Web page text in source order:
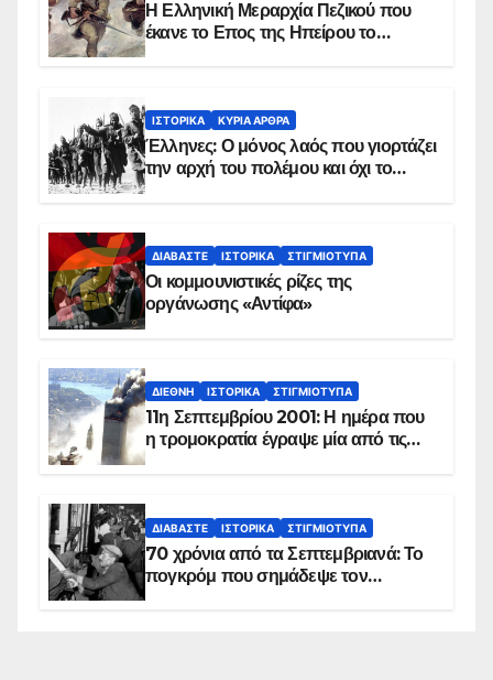
Η Ελληνική Μεραρχία Πεζικού που
έκανε το Επος της Ηπείρου το
ΙΣΤΟΡΙΚΆ ΚΥΡΙΑ ΑΡΘΡΑ
Έλληνες: Ο μόνος λαός που γιορτάζει
την αρχή του πολέμου και όχι το
ΔΙΑΒΆΣΤΕ ΙΣΤΟΡΙΚΆ ΣΤΙΓΜΙΌΤΥΠΑ
Οι κομμουνιστικές ρίζες της
οργάνωσης «Αντίφα»
ΔΙΕΘΝΉ ΙΣΤΟΡΙΚΆ ΣΤΙΓΜΙΌΤΥΠΑ
11η Σεπτεμβρίου 2001: Η ημέρα που
η τρομοκρατία έγραψε μία από τις
ΔΙΑΒΆΣΤΕ ΙΣΤΟΡΙΚΆ ΣΤΙΓΜΙΌΤΥΠΑ
70 χρόνια από τα Σεπτεμβριανά: Το
πογκρόμ που σημάδεψε τον